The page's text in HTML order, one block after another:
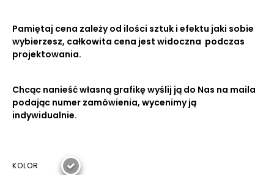
Pamiętaj cena zależy od ilości sztuk i efektu jaki sobie
wybierzesz, całkowita cena jest widoczna podczas
projektowania.
Chcąc nanieść własną grafikę wyślij ją do Nas na maila
podając numer zamówienia, wycenimy ją
indywidualnie.
KOLOR